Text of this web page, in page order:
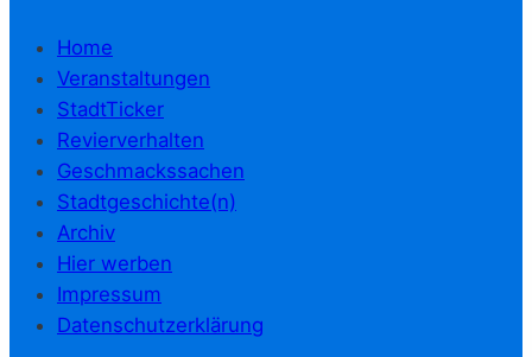
Home
Veranstaltungen
StadtTicker
Revierverhalten
Geschmackssachen
Stadtgeschichte(n)
Archiv
Hier werben
Impressum
Datenschutzerklärung